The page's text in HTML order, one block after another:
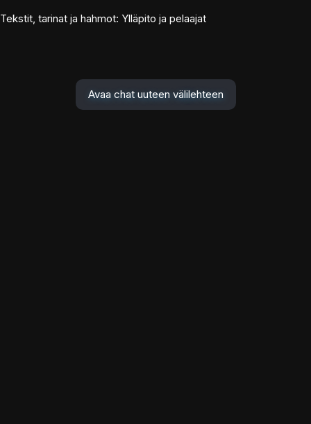
Tekstit, tarinat ja hahmot: Ylläpito ja pelaajat
Avaa chat uuteen välilehteen